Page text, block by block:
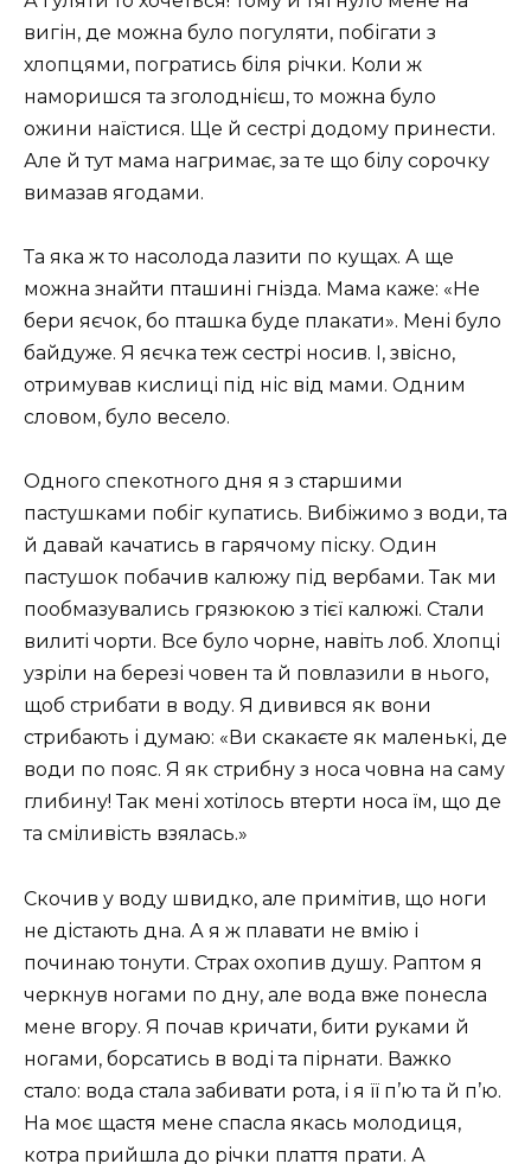
вигін, де можна було погуляти, побігати з
хлопцями, погратись біля річки. Коли ж
наморишся та зголоднієш, то можна було
ожини наїстися. Ще й сестрі додому принести.
Але й тут мама нагримає, за те що білу сорочку
вимазав ягодами.
Та яка ж то насолода лазити по кущах. А ще
можна знайти пташині гнізда. Мама каже: «Не
бери яєчок, бо пташка буде плакати». Мені було
байдуже. Я яєчка теж сестрі носив. І, звісно,
отримував кислиці під ніс від мами. Одним
словом, було весело.
Одного спекотного дня я з старшими
пастушками побіг купатись. Вибіжимо з води, та
й давай качатись в гарячому піску. Один
пастушок побачив калюжу під вербами. Так ми
пообмазувались грязюкою з тієї калюжі. Стали
вилиті чорти. Все було чорне, навіть лоб. Хлопці
узріли на березі човен та й повлазили в нього,
щоб стрибати в воду. Я дивився як вони
стрибають і думаю: «Ви скакаєте як маленькі, де
води по пояс. Я як стрибну з носа човна на саму
глибину! Так мені хотілось втерти носа їм, що де
та сміливість взялась.»
Скочив у воду швидко, але примітив, що ноги
не дістають дна. А я ж плавати не вмію і
починаю тонути. Страх охопив душу. Раптом я
черкнув ногами по дну, але вода вже понесла
мене вгору. Я почав кричати, бити руками й
ногами, борсатись в воді та пірнати. Важко
стало: вода стала забивати рота, і я її п’ю та й п’ю.
На моє щастя мене спасла якась молодиця,
котра прийшла до річки плаття прати. А